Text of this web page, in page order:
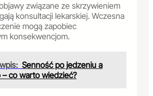
związane ze skrzywieniem
konsultacji lekarskiej. Wczesna
mogą zapobiec
konsekwencjom.
Senność po jedzeniu a
– co warto wiedzieć?